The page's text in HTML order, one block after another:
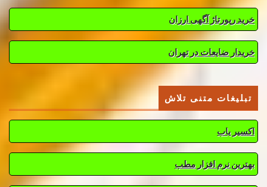
خرید رپورتاژ آگهی ارزان
خریدار ضایعات در تهران
تبلیغات متنی تلاش
اکسیر یاب
بهترین نرم افزار مطب